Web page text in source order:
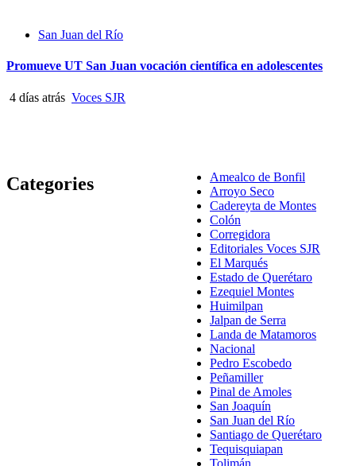
San Juan del Río
Promueve UT San Juan vocación científica en adolescentes
4 días atrás Voces SJR
Categories
Amealco de Bonfil
Arroyo Seco
Cadereyta de Montes
Colón
Corregidora
Editoriales Voces SJR
El Marqués
Estado de Querétaro
Ezequiel Montes
Huimilpan
Jalpan de Serra
Landa de Matamoros
Nacional
Pedro Escobedo
Peñamiller
Pinal de Amoles
San Joaquín
San Juan del Río
Santiago de Querétaro
Tequisquiapan
Tolimán